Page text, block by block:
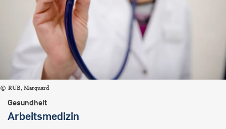
RUB, Marquard
Gesundheit
Arbeitsmedizin